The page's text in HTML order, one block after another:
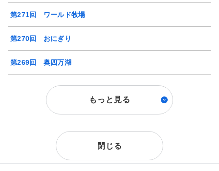
第271回 ワールド牧場
第270回 おにぎり
第269回 奥四万湖
もっと見る
閉じる